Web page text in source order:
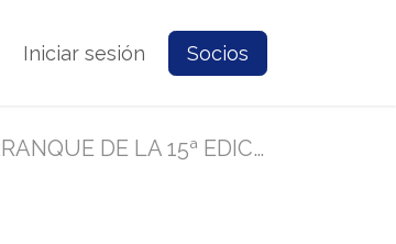
Contacto Prensa
Iniciar sesión Socios
AUTORIDADES ESTATALES Y MUNICIPALES